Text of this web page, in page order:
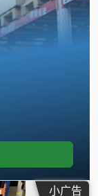
小广告